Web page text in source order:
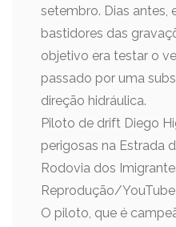
setembro. Dias antes,
bastidores das
objetivo era testar o
passado por uma
direção hidráulica.
Piloto de drift Diego
perigosas na Estrada
Rodovia dos
Reprodução/YouTube
O piloto, que é